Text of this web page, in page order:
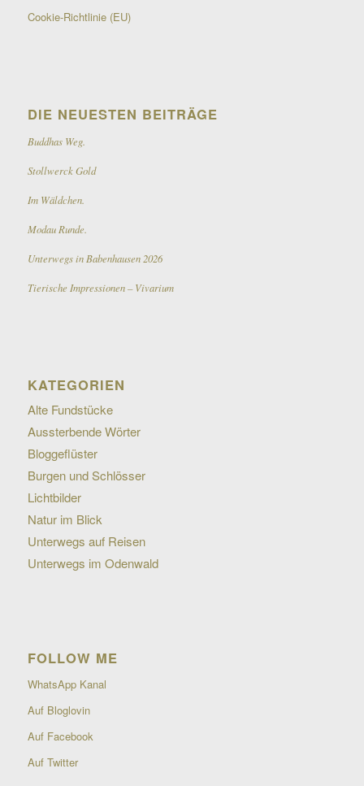
Cookie-Richtlinie (EU)
DIE NEUESTEN BEITRÄGE
Buddhas Weg.
Stollwerck Gold
Im Wäldchen.
Modau Runde.
Unterwegs in Babenhausen 2026
Tierische Impressionen – Vivarium
KATEGORIEN
Alte Fundstücke
Aussterbende Wörter
Bloggeflüster
Burgen und Schlösser
Lichtbilder
Natur im Blick
Unterwegs auf Reisen
Unterwegs im Odenwald
FOLLOW ME
WhatsApp Kanal
Auf Bloglovin
Auf Facebook
Auf Twitter